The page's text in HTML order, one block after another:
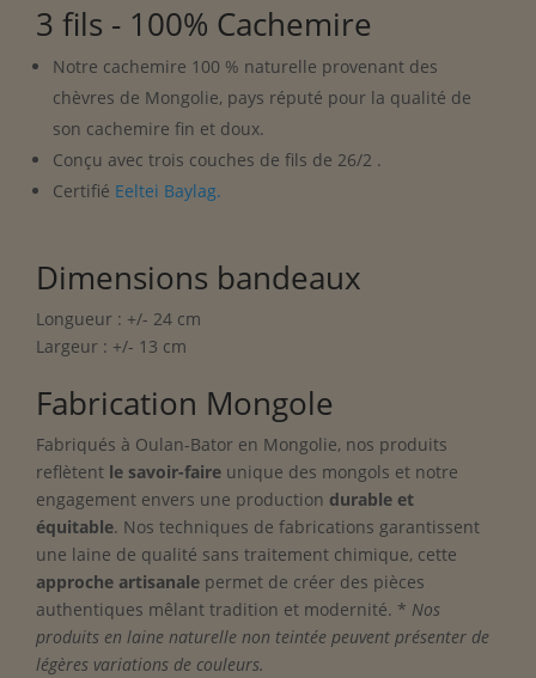
3 fils - 100% Cachemire
Notre cachemire 100 % naturelle provenant des
chèvres de Mongolie, pays réputé pour la qualité de
son cachemire fin et doux.
Conçu avec trois couches de fils de 26/2 .
Certifié Eeltei Baylag.
Dimensions bandeaux
Longueur : +/- 24 cm
Largeur : +/- 13 cm
Fabrication Mongole
Fabriqués à Oulan-Bator en Mongolie, nos produits
reflètent le savoir-faire unique des mongols et notre
engagement envers une production durable et
équitable. Nos techniques de fabrications garantissent
une laine de qualité sans traitement chimique, cette
approche artisanale permet de créer des pièces
authentiques mêlant tradition et modernité. * Nos
produits en laine naturelle non teintée peuvent présenter de
légères variations de couleurs.